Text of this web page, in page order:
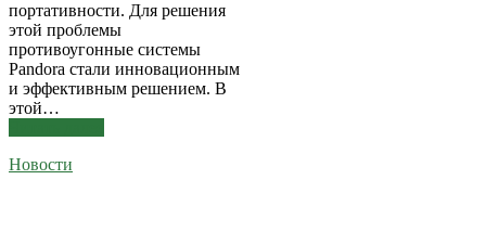
портативности. Для решения
этой проблемы
противоугонные системы
Pandora стали инновационным
и эффективным решением. В
этой…
Новости